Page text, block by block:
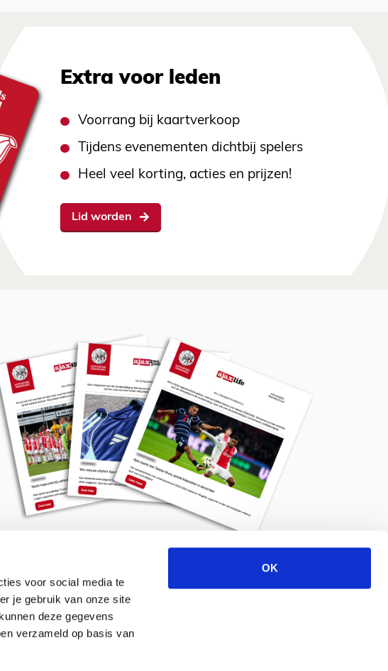
voor social media te
je gebruik van onze site
deze gegevens
verzameld op basis van
OK
Extra voor leden
Voorrang bij kaartverkoop
Tijdens evenementen dichtbij spelers
Heel veel korting, acties en prijzen!
Lid worden
Meld je aan voor de nieuwsbrief